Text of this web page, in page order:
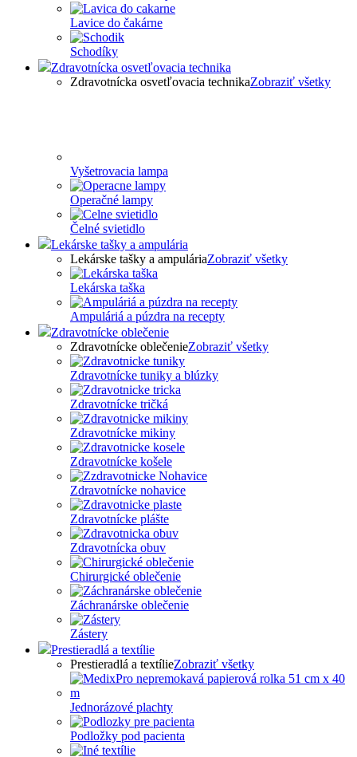
Lavice do čakárne
Schodíky
Zdravotnícka osvetľovacia technika
Zdravotnícka osvetľovacia technikaZobraziť všetky
Vyšetrovacia lampa
Operačné lampy
Čelné svietidlo
Lekárske tašky a ampulária
Lekárske tašky a ampuláriaZobraziť všetky
Lekárska taška
Ampuláriá a púzdra na recepty
Zdravotnícke oblečenie
Zdravotnícke oblečenieZobraziť všetky
Zdravotnícke tuniky a blúzky
Zdravotnícke tričká
Zdravotnícke mikiny
Zdravotnícke košele
Zdravotnícke nohavice
Zdravotnícke plášte
Zdravotnícka obuv
Chirurgické oblečenie
Záchranárske oblečenie
Zástery
Prestieradlá a textílie
Prestieradlá a textílieZobraziť všetky
Jednorázové plachty
Podložky pod pacienta